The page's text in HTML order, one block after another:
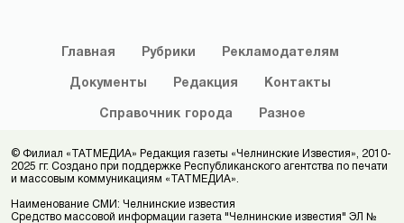
Главная Рубрики Рекламодателям
Документы Редакция Контакты
Справочник города Разное
© Филиал «ТАТМЕДИА» Редакция газеты «Челнинские Известия», 2010-
2025 гг. Создано при поддержке Республиканского агентства по печати
и массовым коммуникациям «ТАТМЕДИА».
Наименование СМИ: Челнинские известия
Средство массовой информации газета "Челнинские известия" ЭЛ №